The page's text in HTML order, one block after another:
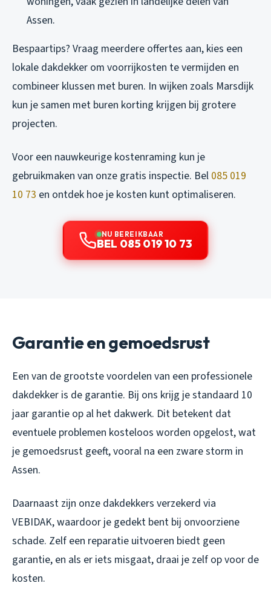
Assen.
Bespaartips? Vraag meerdere offertes aan, kies een
lokale dakdekker om voorrijkosten te vermijden en
combineer klussen met buren. In wijken zoals Marsdijk
kun je samen met buren korting krijgen bij grotere
projecten.
Voor een nauwkeurige kostenraming kun je
gebruikmaken van onze gratis inspectie. Bel 085 019
10 73 en ontdek hoe je kosten kunt optimaliseren.
NU BEREIKBAAR
BEL 085 019 10 73
Garantie en gemoedsrust
Een van de grootste voordelen van een professionele
dakdekker is de garantie. Bij ons krijg je standaard 10
jaar garantie op al het dakwerk. Dit betekent dat
eventuele problemen kosteloos worden opgelost, wat
je gemoedsrust geeft, vooral na een zware storm in
Assen.
Daarnaast zijn onze dakdekkers verzekerd via
VEBIDAK, waardoor je gedekt bent bij onvoorziene
schade. Zelf een reparatie uitvoeren biedt geen
garantie, en als er iets misgaat, draai je zelf op voor de
kosten.